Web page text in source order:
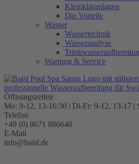
Kleinkläranlagen
Die Vorteile
Wasser
Wassertechnik
Wasseranalyse
Wartung & Service
Öffnungszeiten
Mo: 9-12, 13-16:30 | Di-Fr: 9-12, 13-17 |
Telefon
+49 (0) 8671 886640
E-Mail
info@baisl.de